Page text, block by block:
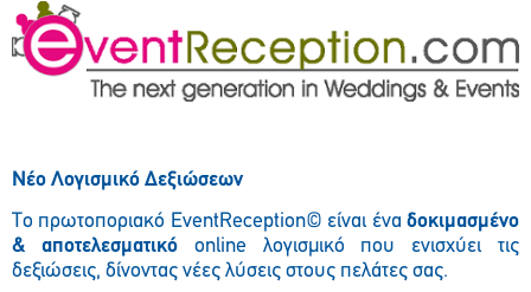
Νέο Λογισμικό Δεξιώσεων
Tο πρωτοποριακό EventReception© είναι ένα δοκιμασμένο
& αποτελεσματικόonline λογισμικό που ενισχύει τις
δεξιώσεις, δίνοντας νέες λύσεις στους πελάτες σας.